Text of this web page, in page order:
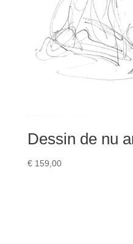
Dessin de nu
€159,00